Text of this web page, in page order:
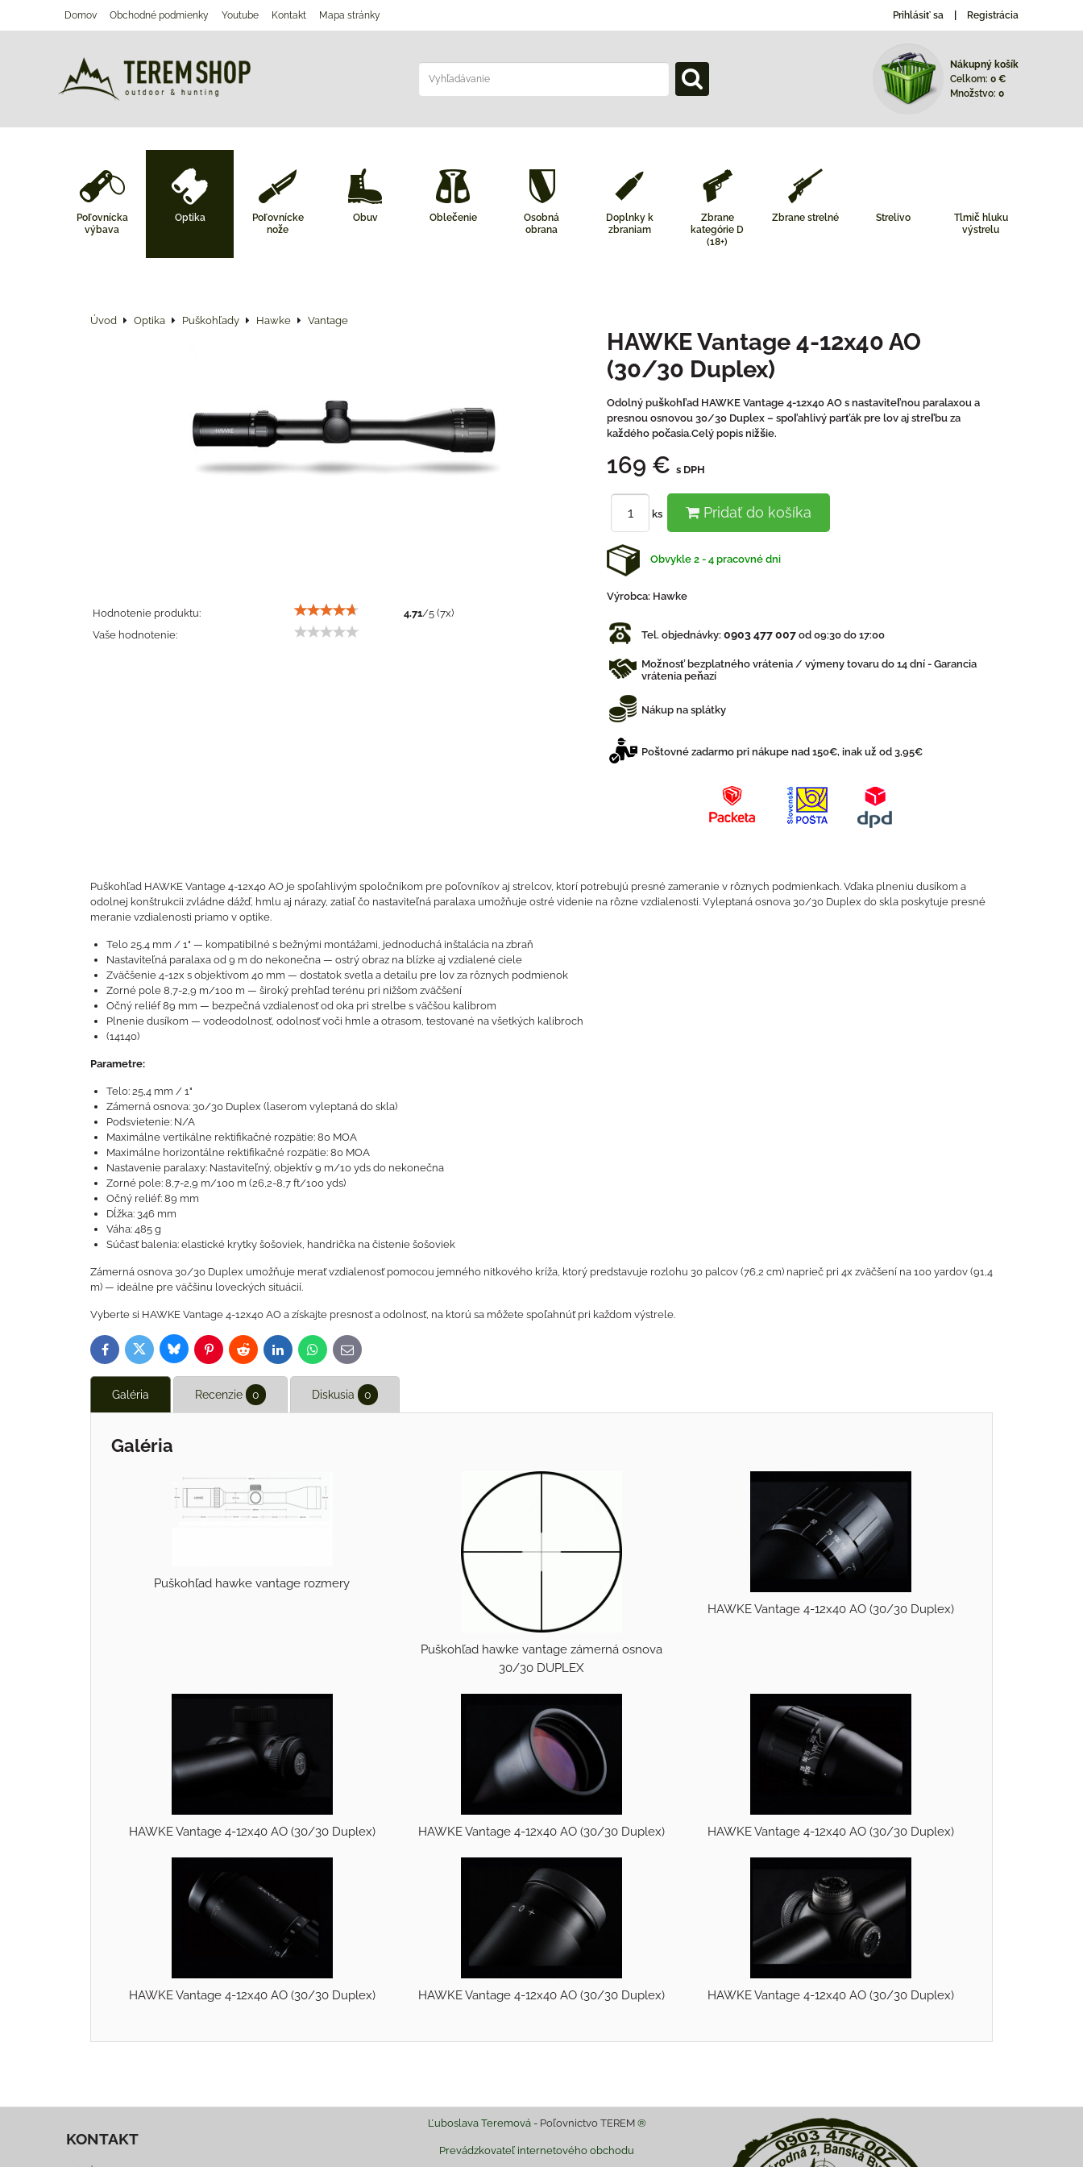
Domov Obchodné podmienky Youtube Kontakt Mapa stránky Prihlásiť sa Registrácia
Nákupný košík
Celkom: 0 €
Množstvo: 0
Poľovnícka
výbava
Optika
Poľovnícke
nože
Obuv Oblečenie
Osobná
obrana
Doplnky k
zbraniam
Zbrane
kategórie D
(18+)
Zbrane strelné Strelivo
Tlmič hluku
výstrelu
Úvod Optika Puškohľady Hawke Vantage
Hodnotenie produktu: 4.71/5 (7x)
Vaše hodnotenie:
HAWKE Vantage 4-12x40 AO
(30/30 Duplex)
Odolný puškohľad HAWKE Vantage 4-12x40 AO s nastaviteľnou paralaxou a
presnou osnovou 30/30 Duplex – spoľahlivý parťák pre lov aj streľbu za
každého počasia.Celý popis nižšie.
169 € s DPH
ks Pridať do košíka
Obvykle 2 - 4 pracovné dni
Výrobca: Hawke
Tel. objednávky: 0903 477 007 od 09:30 do 17:00
Možnosť bezplatného vrátenia / výmeny tovaru do 14 dní - Garancia
vrátenia peňazí
Nákup na splátky
Poštovné zadarmo pri nákupe nad 150€, inak už od 3,95€
Puškohľad HAWKE Vantage 4-12x40 AO je spoľahlivým spoločníkom pre poľovníkov aj strelcov, ktorí potrebujú presné zameranie v rôznych podmienkach. Vďaka plneniu dusíkom a
odolnej konštrukcii zvládne dážď, hmlu aj nárazy, zatiaľ čo nastaviteľná paralaxa umožňuje ostré videnie na rôzne vzdialenosti. Vyleptaná osnova 30/30 Duplex do skla poskytuje presné
meranie vzdialenosti priamo v optike.
Telo 25,4 mm / 1" — kompatibilné s bežnými montážami, jednoduchá inštalácia na zbraň
Nastaviteľná paralaxa od 9 m do nekonečna — ostrý obraz na blízke aj vzdialené ciele
Zväčšenie 4-12x s objektívom 40 mm — dostatok svetla a detailu pre lov za rôznych podmienok
Zorné pole 8,7-2,9 m/100 m — široký prehľad terénu pri nižšom zväčšení
Očný reliéf 89 mm — bezpečná vzdialenosť od oka pri strelbe s väčšou kalibrom
Plnenie dusíkom — vodeodolnosť, odolnosť voči hmle a otrasom, testované na všetkých kalibroch
(14140)
Parametre:
Telo: 25,4 mm / 1"
Zámerná osnova: 30/30 Duplex (laserom vyleptaná do skla)
Podsvietenie: N/A
Maximálne vertikálne rektifikačné rozpätie: 80 MOA
Maximálne horizontálne rektifikačné rozpätie: 80 MOA
Nastavenie paralaxy: Nastaviteľný, objektív 9 m/10 yds do nekonečna
Zorné pole: 8,7-2,9 m/100 m (26,2-8,7 ft/100 yds)
Očný reliéf: 89 mm
Dĺžka: 346 mm
Váha: 485 g
Súčasť balenia: elastické krytky šošoviek, handrička na čistenie šošoviek
Zámerná osnova 30/30 Duplex umožňuje merať vzdialenosť pomocou jemného nitkového kríža, ktorý predstavuje rozlohu 30 palcov (76,2 cm) naprieč pri 4x zväčšení na 100 yardov (91,4
m) — ideálne pre väčšinu loveckých situácií.
Vyberte si HAWKE Vantage 4-12x40 AO a získajte presnosť a odolnosť, na ktorú sa môžete spoľahnúť pri každom výstrele.
FacebookTwitterBlueskyPinterestReddit LinkedInWhatsApp
E-
mail
Galéria Recenzie 0 Diskusia 0
Galéria
Puškohľad hawke vantage rozmery
Puškohľad hawke vantage zámerná osnova
30/30 DUPLEX
HAWKE Vantage 4-12x40 AO (30/30 Duplex)
HAWKE Vantage 4-12x40 AO (30/30 Duplex) HAWKE Vantage 4-12x40 AO (30/30 Duplex) HAWKE Vantage 4-12x40 AO (30/30 Duplex)
HAWKE Vantage 4-12x40 AO (30/30 Duplex) HAWKE Vantage 4-12x40 AO (30/30 Duplex) HAWKE Vantage 4-12x40 AO (30/30 Duplex)
KONTAKT
Ľuboslava Teremová - Poľovnictvo TEREM®
Prevádzkovateľ internetového obchodu